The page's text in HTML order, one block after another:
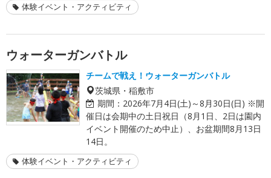
体験イベント・アクティビティ
ウォーターガンバトル
チームで戦え！ウォーターガンバトル
茨城県・稲敷市
期間： 2026年7月4日(土)～8月30日(日) ※開
催日は会期中の土日祝日（8月1日、2日は園内
イベント開催のため中止）、お盆期間8月13日
14日。
体験イベント・アクティビティ